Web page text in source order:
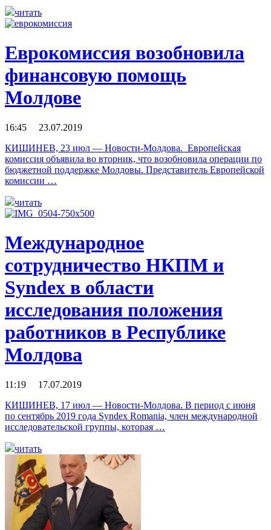
читать
Еврокомиссия возобновила
финансовую помощь
Молдове
16:45 23.07.2019
КИШИНЕВ, 23 июл — Новости-Молдова. Европейская
комиссия объявила во вторник, что возобновила операции по
бюджетной поддержке Молдовы. Представитель Европейской
комиссии …
читать
Международное
сотрудничество НКПМ и
Syndex в области
исследования положения
работников в Республике
Молдова
11:19 17.07.2019
КИШИНЕВ, 17 июл — Новости-Молдова. В период с июня
по сентябрь 2019 года Syndex Romania, член международной
исследовательской группы, которая …
читать